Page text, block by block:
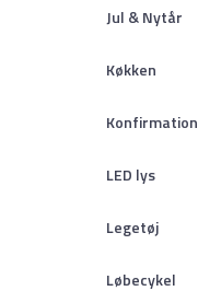
Jul & Nytår
Køkken
Konfirmation
LED lys
Legetøj
Løbecykel